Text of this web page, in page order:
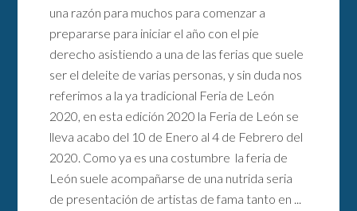
una razón para muchos para comenzar a
prepararse para iniciar el año con el pie
derecho asistiendo a una de las ferias que suele
ser el deleite de varias personas, y sin duda nos
referimos a la ya tradicional Feria de León
2020, en esta edición 2020 la Feria de León se
lleva acabo del 10 de Enero al 4 de Febrero del
2020. Como ya es una costumbre la feria de
León suele acompañarse de una nutrida seria
de presentación de artistas de fama tanto en ...